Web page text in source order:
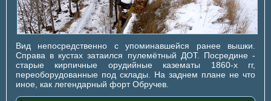
Вид непосредственно с упоминавшейся ранее вышки.
Справа в кустах затаился пулемётный ДОТ. Посредине -
старые кирпичные орудийные казематы 1860-х гг,
переоборудованные под склады. На заднем плане не что
иное, как легендарный форт Обручев.